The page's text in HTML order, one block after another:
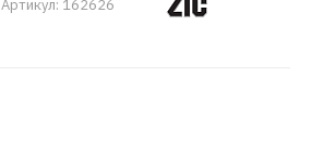
Артикул: 162626